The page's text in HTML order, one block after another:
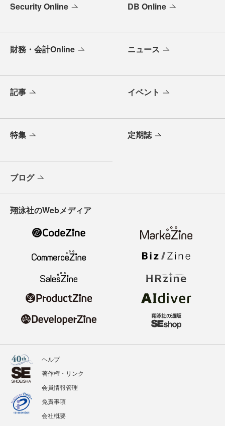
Security Online DB Online
財務・会計Online ニュース
記事 イベント
特集 定期誌
ブログ
翔泳社のWebメディア
ヘルプ
著作権・リンク
会員情報管理
免責事項
会社概要